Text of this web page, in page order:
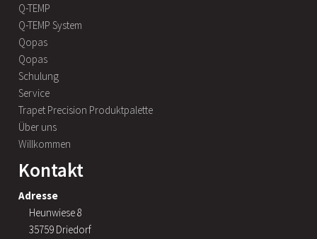
Q-TEMP
Q-TEMP System
Qopas
Qopas
Schulung
Service
Trapet Precision Produktpalette
Über uns
Willkommen
Kontakt
Adresse
Heunwiese 8
35759 Driedorf